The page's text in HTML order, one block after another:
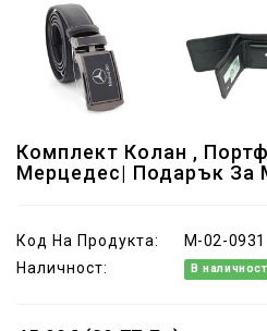
Комплект Колан ,
Мерцедес| Подарък За
Код На Продукта:
M-02-0931
Наличност:
В наличност